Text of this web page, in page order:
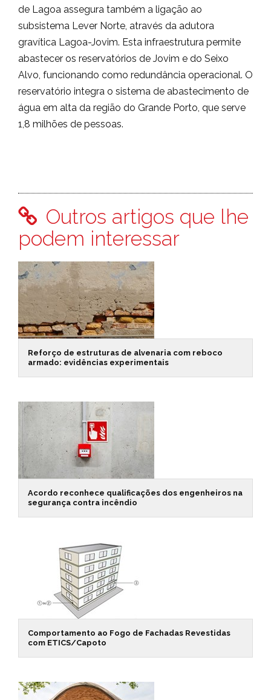
de Lagoa assegura também a ligação ao
subsistema Lever Norte, através da adutora
gravítica Lagoa-Jovim. Esta infraestrutura permite
abastecer os reservatórios de Jovim e do Seixo
Alvo, funcionando como redundância operacional. O
reservatório integra o sistema de abastecimento de
água em alta da região do Grande Porto, que serve
1,8 milhões de pessoas.
Outros artigos que lhe
podem interessar
Reforço de estruturas de alvenaria com reboco
armado: evidências experimentais
Acordo reconhece qualificações dos engenheiros na
segurança contra incêndio
Comportamento ao Fogo de Fachadas Revestidas
com ETICS/Capoto